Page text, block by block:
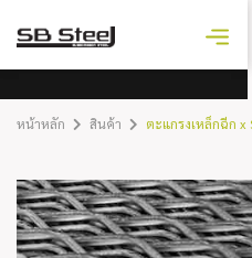
ราคาเหล็ก
หน้าหลัก สินค้า ตะแกรงเหล็กฉีก